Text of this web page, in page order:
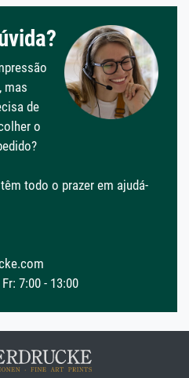
mas
de
o
todo o prazer em ajudá-
7:00 - 13:00